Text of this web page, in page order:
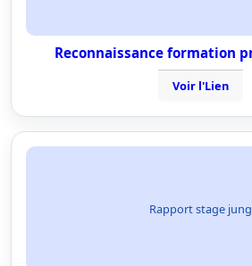
Reconnaissance formation
Voir l'Lien
Rapport stage jung